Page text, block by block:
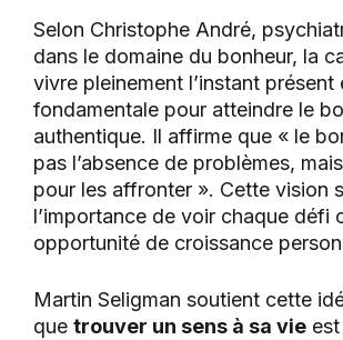
Selon Christophe André,
dans le domaine du bonheur, la
vivre pleinement l’instant présent
fondamentale pour atteindre le
authentique. Il affirme que « le
pas l’absence de problèmes,
pour les affronter ». Cette vision
l’importance de voir chaque défi
opportunité de croissance
Martin Seligman soutient cette
que trouver un sens à sa vie est